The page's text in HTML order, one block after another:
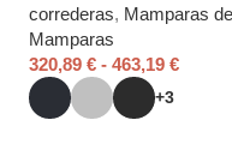
correderas, Mamparas
Mamparas
320,89 € - 463,19 €
+3